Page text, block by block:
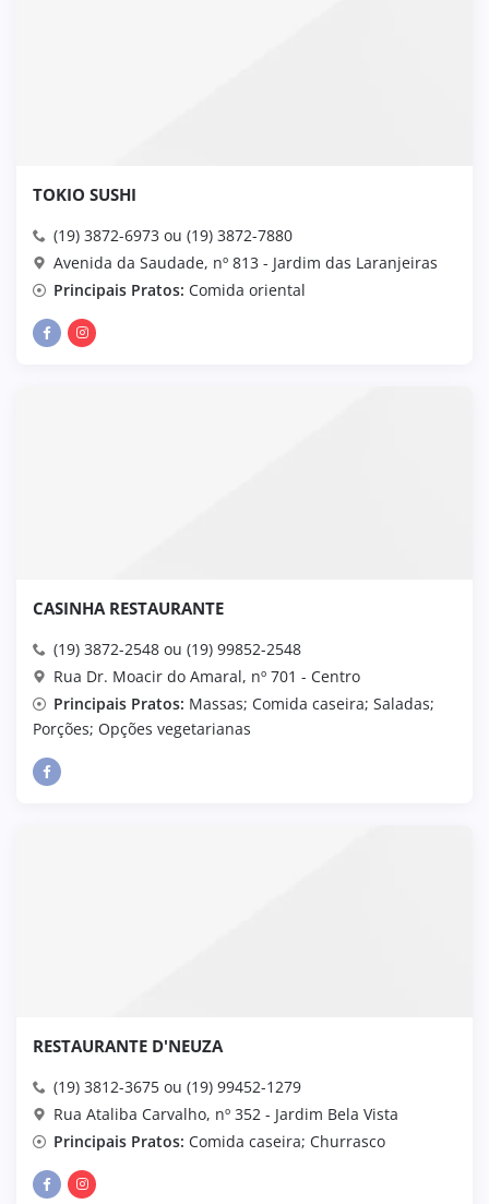
TOKIO SUSHI
(19) 3872-6973 ou (19) 3872-7880
Avenida da Saudade, nº 813 - Jardim das Laranjeiras
Principais Pratos: Comida oriental
CASINHA RESTAURANTE
(19) 3872-2548 ou (19) 99852-2548
Rua Dr. Moacir do Amaral, nº 701 - Centro
Principais Pratos: Massas; Comida caseira; Saladas;
Porções; Opções vegetarianas
RESTAURANTE D'NEUZA
(19) 3812-3675 ou (19) 99452-1279
Rua Ataliba Carvalho, nº 352 - Jardim Bela Vista
Principais Pratos: Comida caseira; Churrasco